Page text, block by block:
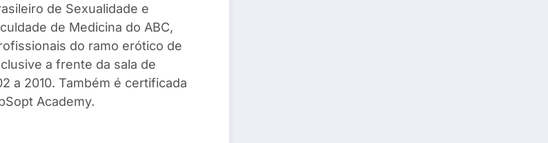
de Sexualidade e
de Medicina do ABC,
do ramo erótico de
a frente da sala de
a 2010. Também é certificada
Academy.